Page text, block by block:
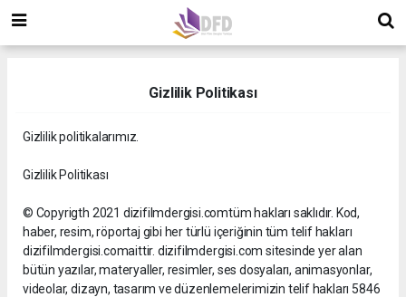
Gizlilik Politikası
Gizlilik politikalarımız.
Gizlilik Politikası
© Copyrigth 2021 dizifilmdergisi.comtüm hakları saklıdır. Kod,
haber, resim, röportaj gibi her türlü içeriğinin tüm telif hakları
dizifilmdergisi.comaittir. dizifilmdergisi.com sitesinde yer alan
bütün yazılar, materyaller, resimler, ses dosyaları, animasyonlar,
videolar, dizayn, tasarım ve düzenlemelerimizin telif hakları 5846